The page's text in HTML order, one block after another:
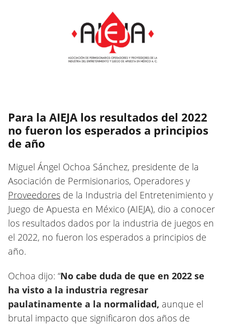
Para la AIEJA los resultados del 2022
no fueron los esperados a principios
de año
Miguel Ángel Ochoa Sánchez, presidente de la
Asociación de Permisionarios, Operadores y
Proveedores de la Industria del Entretenimiento y
Juego de Apuesta en México (AIEJA), dio a conocer
los resultados dados por la industria de juegos en
el 2022, no fueron los esperados a principios de
año.
Ochoa dijo: “No cabe duda de que en 2022 se
ha visto a la industria regresar
paulatinamente a la normalidad, aunque el
brutal impacto que significaron dos años de